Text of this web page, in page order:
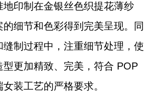
地印制在金银丝色织提花薄纱
的细节和色彩得到完美呈现。同
缝制过程中，注重细节处理，使
型更加精致、完美，符合 POP
装工艺的严格要求。